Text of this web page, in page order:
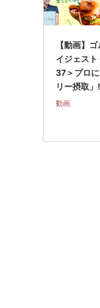
【動画】
イジェス
37＞プロ
リー摂取
動画